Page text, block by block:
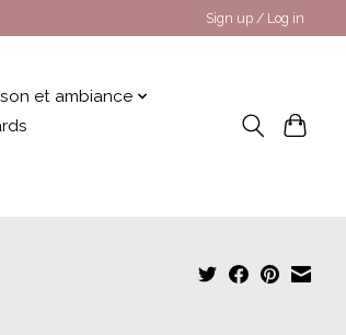
Sign up / Log in
et ambiance